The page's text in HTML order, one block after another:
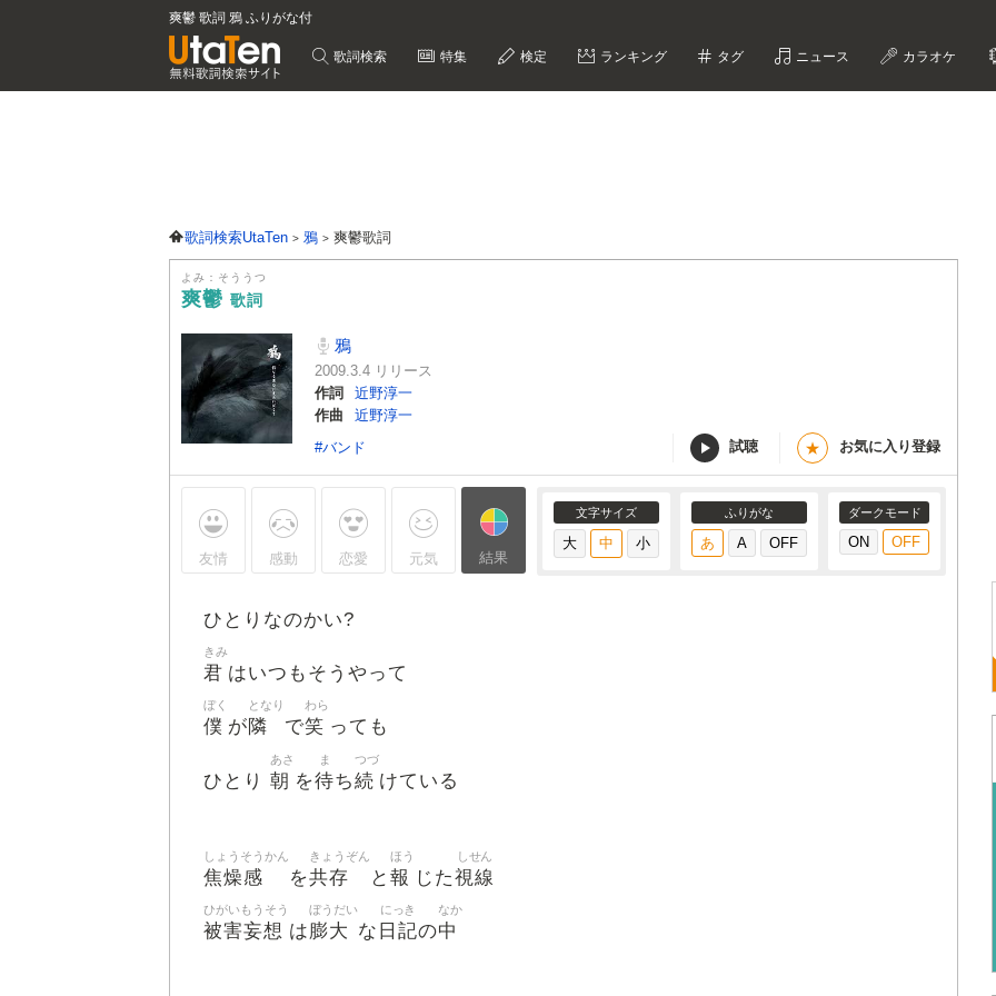
爽鬱 歌詞 鴉 ふりがな付
歌詞検索 特集 検定 ランキング タグ ニュース カラオケ
歌詞検索UtaTen 鴉 爽鬱歌詞
よみ：そううつ
爽鬱 歌詞
鴉
2009.3.4 リリース
作詞
近野淳一
作曲
近野淳一
#バンド
試聴 ★ お気に入り登録
友情 感動 恋愛 元気 結果
文字サイズ ふりがな ダークモード
ひとりなのかい?
君
きみ
はいつもそうやって
僕
ぼく
が 隣
となり
で笑
わら
っても
ひとり 朝
あさ
を待
ま
ち続
つづ
けている
焦燥感
しょうそうかん
を共存
きょうぞん
と 報
ほう
じた視線
しせん
被害妄想
ひがいもうそう
は膨大
ぼうだい
な 日記
にっき
の中
なか